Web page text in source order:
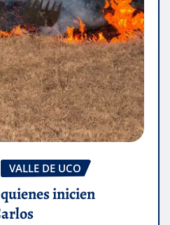
VALLE DE UCO
inicien